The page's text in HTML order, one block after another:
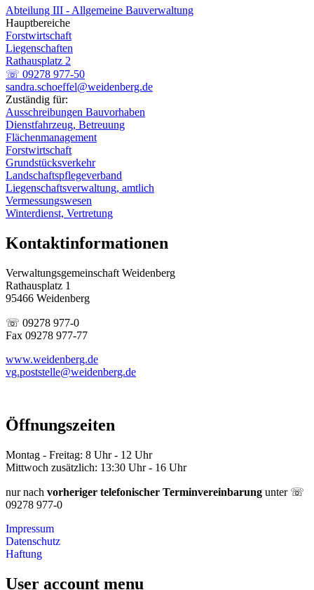
Abteilung III - Allgemeine Bauverwaltung
Hauptbereiche
Forstwirtschaft
Liegenschaften
Rathausplatz 2
☏ 09278 977-50
sandra.schoeffel@weidenberg.de
Zuständig für:
Ausschreibungen Bauvorhaben
Dienstfahrzeug, Betreuung
Flächenmanagement
Forstwirtschaft
Grundstücksverkehr
Landschaftspflegeverband
Liegenschaftsverwaltung, amtlich
Vermessungswesen
Winterdienst, Vertretung
Kontaktinformationen
Verwaltungsgemeinschaft Weidenberg
Rathausplatz 1
95466 Weidenberg
☏ 09278 977-0
Fax 09278 977-77
www.weidenberg.de
vg.poststelle@weidenberg.de
Öffnungszeiten
Montag - Freitag: 8 Uhr - 12 Uhr
Mittwoch zusätzlich: 13:30 Uhr - 16 Uhr
nur nach vorheriger telefonischer Terminvereinbarung unter ☏
09278 977-0
Impressum
Datenschutz
Haftung
User account menu